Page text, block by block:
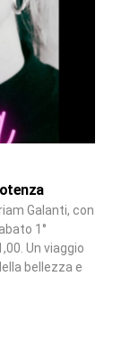
Galanti, con
1°
Un viaggio
bellezza e